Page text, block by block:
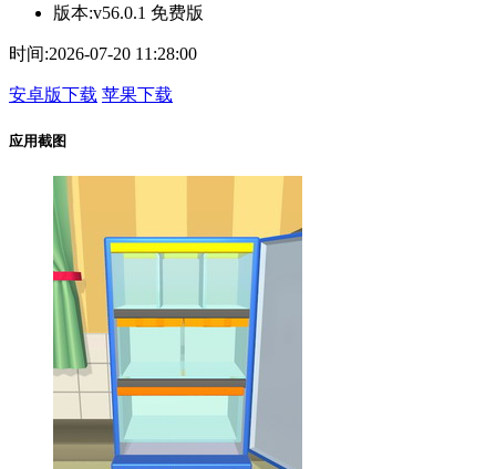
版本:v56.0.1 免费版
时间:2026-07-20 11:28:00
安卓版下载 苹果下载
应用截图